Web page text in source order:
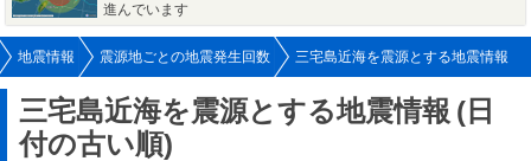
進んでいます
地震情報 震源地ごとの地震発生回数 三宅島近海を震源とする地震情報
三宅島近海を震源とする地震情報 (日
付の古い順)